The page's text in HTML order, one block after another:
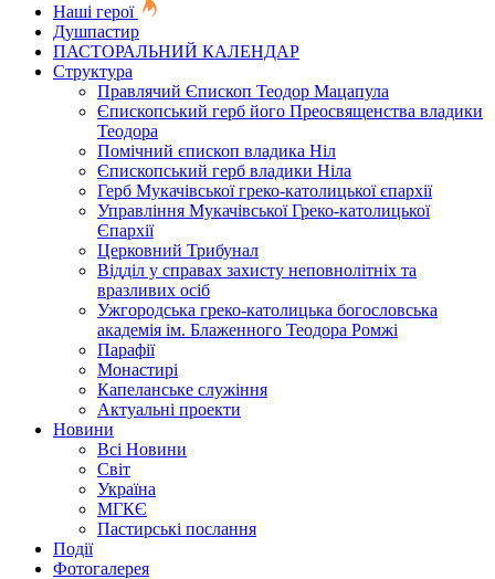
Наші герої
Душпастир
ПАСТОРАЛЬНИЙ КАЛЕНДАР
Структура
Правлячий Єпископ Теодор Мацапула
Єпископський герб його Преосвященства владики
Теодора
Помічний єпископ владика Ніл
Єпископський герб владики Ніла
Герб Мукачівської греко-католицької єпархії
Управління Мукачівської Греко-католицької
Єпархії
Церковний Трибунал
Відділ у справах захисту неповнолітніх та
вразливих осіб
Ужгородська греко-католицька богословська
академія ім. Блаженного Теодора Ромжі
Парафії
Монастирі
Капеланське служіння
Актуальні проекти
Новини
Всі Новини
Світ
Україна
МГКЄ
Пастирські послання
Події
Фотогалерея